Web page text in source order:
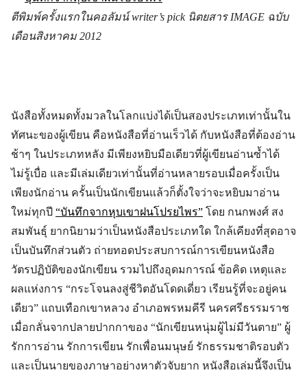
ตีพิมพ์ครั้งแรกในคอลัมน์ writer’s pick นิตยสาร IMAGE ฉบับ
เดือนสิงหาคม 2012
นังสือทั้งหมดทั้งมวลในโลกแบ่งได้เป็นสองประเภทเท่านั้นใน
ทัศนะของผู้เขียน คือหนังสือที่อ่านเร็วได้ กับหนังสือที่ต้องอ่าน
ช้าๆ ในประเภทหลัง มีเพียงหยิบมือเดียวที่ผู้เขียนอ่านซ้ำได้
ไม่รู้เบื่อ และมีเล่มเดียวเท่านั้นที่อ่านหลายรอบเมื่อครั้งเป็น
เพียงนักอ่าน ครั้นเป็นนักเขียนแล้วก็ตั้งใจว่าจะหยิบมาอ่าน
ใหม่ทุกปี “บันทึกจากหุบเขาฝนโปรยไพร” โดย กนกพงศ์ สง
สมพันธุ์ ยากนิยามว่าเป็นหนังสือประเภทใด ใกล้เคียงที่สุดอาจ
เป็นบันทึกส่วนตัว ถ่ายทอดประสบการณ์การเขียนหนังสือ
วัตรปฏิบัติของนักเขียน รวมไปถึงอุดมการณ์ ข้อคิด เหตุและ
ผลแห่งการ “กระโจนลงสู่ชีวิตอันโดดเดี่ยว เรียนรู้ที่จะอยู่คน
เดียว” แถบเทือกเขาหลวง อำเภอพรหมคีรี นครศรีธรรมราช
เมื่อกลั่นจากปลายปากกาของ “นักเขียนหนุ่มผู้ไม่มีวันตาย” ผู้
รักการอ่าน รักการเขียน รักเพื่อนมนุษย์ รักธรรมชาติรอบตัว
และเป็นนายของภาษาอย่างหาตัวจับยาก หนังสือเล่มนี้จึงเป็น